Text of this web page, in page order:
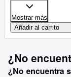
Mostrar más
Añadir al carrito
¿No
¿No encuentra